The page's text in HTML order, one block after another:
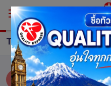
TOUR England
ทัวร์ อังกฤษ นิวคาสเซิล อะพ